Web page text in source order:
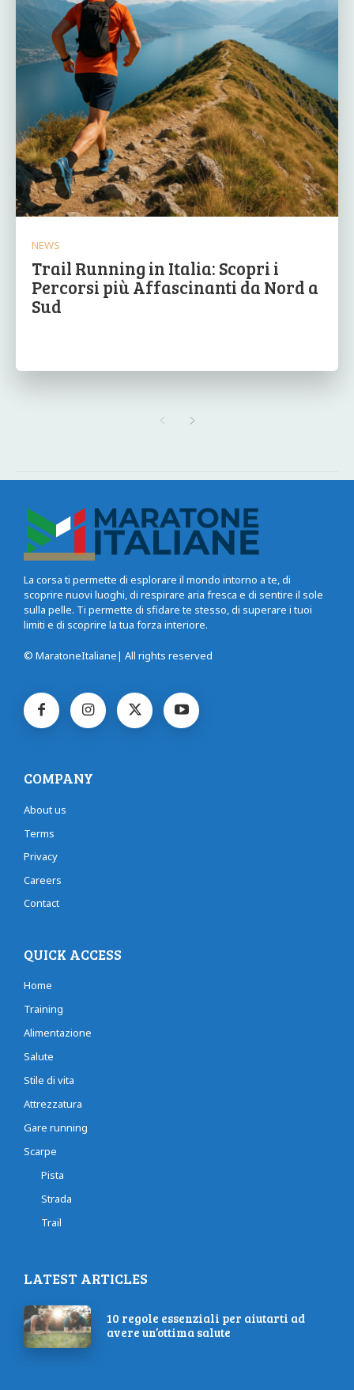
NEWS
Trail Running in Italia: Scopri i
Percorsi più Affascinanti da Nord a
Sud
La corsa ti permette di esplorare il mondo intorno a te, di
scoprire nuovi luoghi, di respirare aria fresca e di sentire il sole
sulla pelle. Ti permette di sfidare te stesso, di superare i tuoi
limiti e di scoprire la tua forza interiore.
© MaratoneItaliane| All rights reserved
COMPANY
About us
Terms
Privacy
Careers
Contact
QUICK ACCESS
Home
Training
Alimentazione
Salute
Stile di vita
Attrezzatura
Gare running
Scarpe
Pista
Strada
Trail
LATEST ARTICLES
10 regole essenziali per aiutarti ad
avere un’ottima salute